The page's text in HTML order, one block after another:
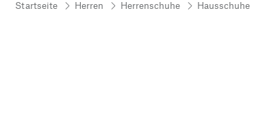
Startseite Herren Herrenschuhe Hausschuhe